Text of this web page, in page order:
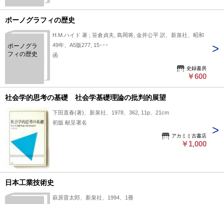
ポーノグラフィの歴史
ポーノグラ
フィの歴史
H.M.ハイド 著 ; 笹倉貞夫, 島岡将, 金井公平 訳、新泉社、昭和
49年、A5版277, 15･･･
函
史録書房
￥600
社会学的思考の基礎 社会学基礎理論の批判的展望
下田直春(著)、新泉社、1978、362, 11p、21cm
初版 献呈署名
アカミミ古書店
￥1,000
日本工業技術史
萩原晋太郎、新泉社、1994、1冊